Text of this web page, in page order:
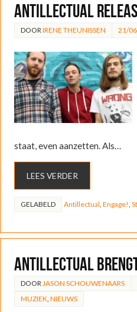
Antillectual
DOOR IRENE THEUNISSEN 21/
staat, even aanzetten. Als…
LEES VERDER
GELABELD Antillectual Engage!
Antillectual
DOOR JASON SCHOUWENAARS
MUZIEK NIEUWS